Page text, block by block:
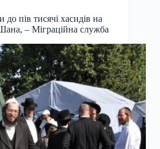
пів тисячі хасидів на
– Міграційна служба